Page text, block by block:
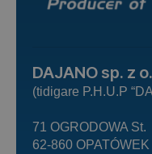
DAJANO sp. z
(tidigare P.H.U.P
71 OGRODOWA St.
62-860 OPATÓWEK